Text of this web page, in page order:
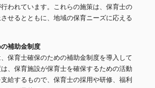
われています。これらの施策は、保育士の
せるとともに、地域の保育ニーズに応える
補助金制度
保育士確保のための補助金制度を導入して
、保育施設が保育士を確保するための活動
給するもので、保育士の採用や研修、福利